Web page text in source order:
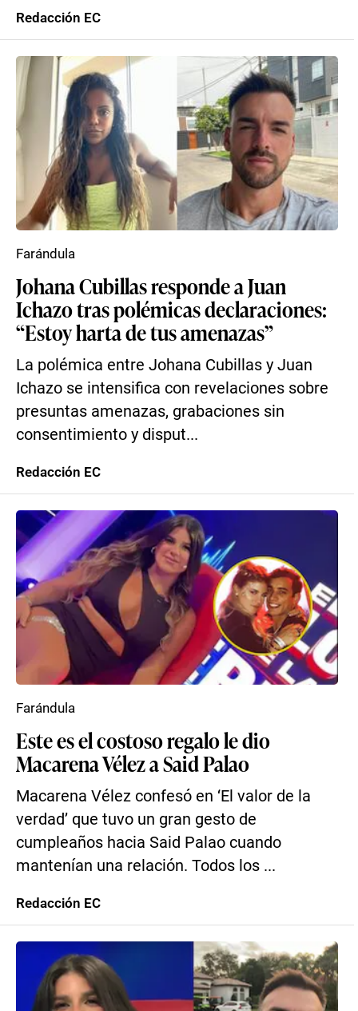
Redacción EC
Johana Cubillas responde a Juan
Ichazo tras polémicas declaraciones:
“Estoy harta de tus amenazas”
La polémica entre Johana Cubillas y Juan
Ichazo se intensifica con revelaciones sobre
presuntas amenazas, grabaciones sin
consentimiento y disput...
Farándula
Redacción EC
Este es el costoso regalo le dio
Macarena Vélez a Said Palao
Macarena Vélez confesó en ‘El valor de la
verdad’ que tuvo un gran gesto de
cumpleaños hacia Said Palao cuando
mantenían una relación. Todos los ...
Farándula
Redacción EC